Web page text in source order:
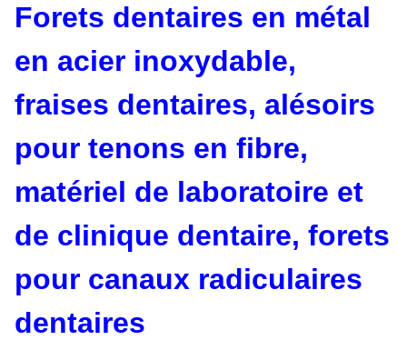
Forets dentaires en métal
en acier inoxydable,
fraises dentaires, alésoirs
pour tenons en fibre,
matériel de laboratoire et
de clinique dentaire, forets
pour canaux radiculaires
dentaires